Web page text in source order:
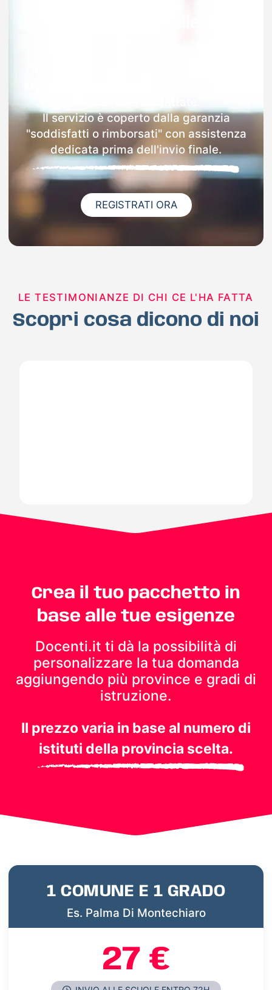
Il servizio è coperto dalla garanzia
"soddisfatti o rimborsati" con assistenza
dedicata prima dell'invio finale.
REGISTRATI ORA
LE TESTIMONIANZE DI CHI CE L'HA FATTA
Scopri cosa dicono di noi
Crea il tuo pacchetto in
base alle tue esigenze
Docenti.it ti dà la possibilità di
personalizzare la tua domanda
aggiungendo più province e gradi di
istruzione.
Il prezzo varia in base al numero di
istituti della provincia scelta.
1 COMUNE E 1 GRADO
Es. Palma Di Montechiaro
27 €